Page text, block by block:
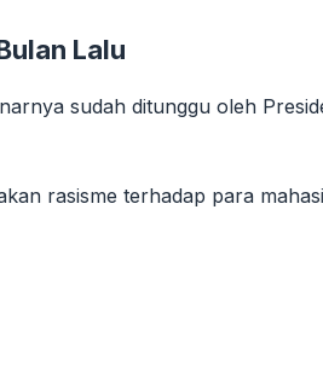
Lalu
sudah ditunggu oleh
rasisme terhadap para